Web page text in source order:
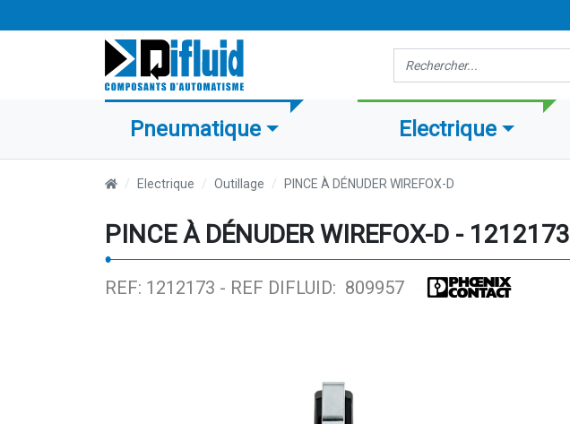
Recherche
Pneumatique Electrique
Electrique Outillage PINCE À DÉNUDER WIREFOX-D
PINCE À DÉNUDER WIREFOX-D - 1212173
REF: 1212173 - REF DIFLUID: 809957